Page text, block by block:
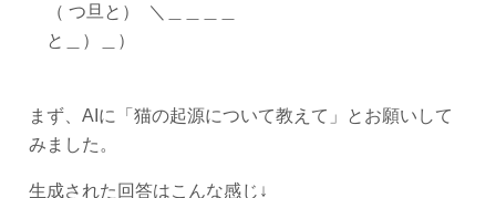
（ つ旦と） ＼＿＿＿＿
と＿）＿）
まず、AIに「猫の起源について教えて」とお願いして
みました。
生成された回答はこんな感じ↓